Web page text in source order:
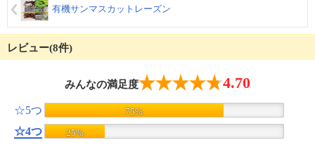
有機サンマスカットレーズン
レビュー(8件)
みんなの満足度 4.70
☆5つ 75%
☆4つ 25%